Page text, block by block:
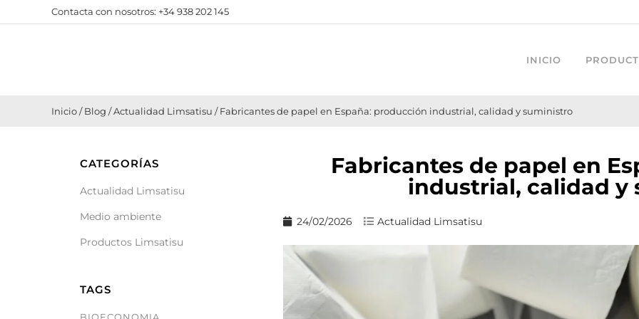
Contacta con nosotros: +34 938 202 145
INICIO
Inicio/Blog /Actualidad Limsatisu /Fabricantes de papel en España: producción industrial, calidad y suministro
CATEGORÍAS
Actualidad Limsatisu
Medio ambiente
Productos Limsatisu
TAGS
Fabricantes de papel en
industrial, calidad y
24/02/2026 Actualidad Limsatisu